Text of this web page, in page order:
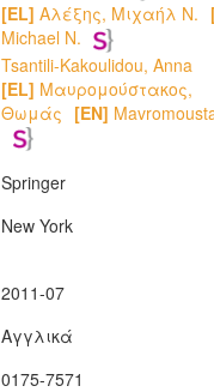
[EL] Αλέξης, Μιχαήλ Ν.
Michael N.
Tsantili-Kakoulidou, Anna
[EL] Μαυρομούστακος,
Θωμάς [EN]
Springer
New York
2011-07
Αγγλικά
0175-7571